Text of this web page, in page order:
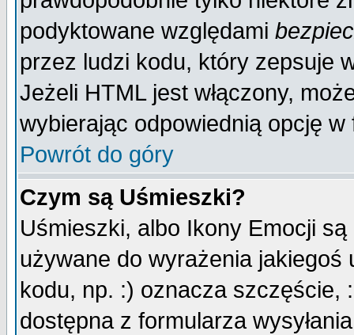
podyktowane względami
przez ludzi kodu, który zepsuje
Jeżeli HTML jest włączony,
wybierając odpowiednią opcję w
Powrót do góry
Czym są Uśmieszki?
Uśmieszki, albo Ikony Emocji
używane do wyrażenia
kodu, np. :) oznacza szczęście,
dostępna z formularza